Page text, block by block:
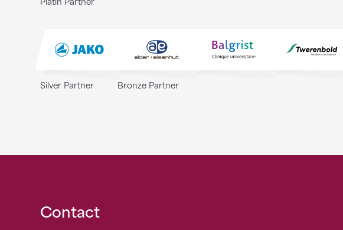
Platin Partner
Silver Partner Bronze Partner
Fusszeile
Contact